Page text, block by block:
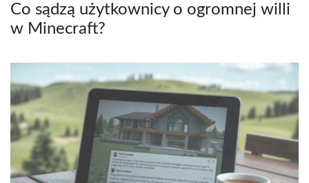
Co sądzą użytkownicy o ogromnej willi
w Minecraft?